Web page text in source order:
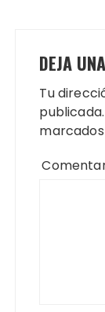
DEJA
Tu
publicada.